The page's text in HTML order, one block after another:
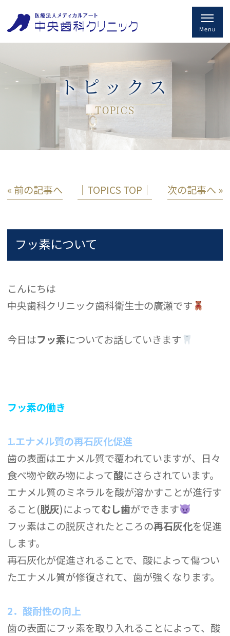
トピックス
TOPICS
« 前の記事へ │TOPICS TOP│ 次の記事へ »
フッ素について
こんにちは
中央歯科クリニック歯科衛生士の廣瀬です
今日はフッ素についてお話していきます
フッ素の働き
1.エナメル質の再石灰化促進
歯の表面はエナメル質で覆われていますが、日々
食べ物や飲み物によって酸にさらされています。
エナメル質のミネラルを酸が溶かすことが進行す
ること(脱灰)によってむし歯ができます
フッ素はこの脱灰されたところの再石灰化を促進
します。
再石灰化が促進されることで、酸によって傷つい
たエナメル質が修復されて、歯が強くなります。
2．酸耐性の向上
歯の表面にフッ素を取り入れることによって、酸